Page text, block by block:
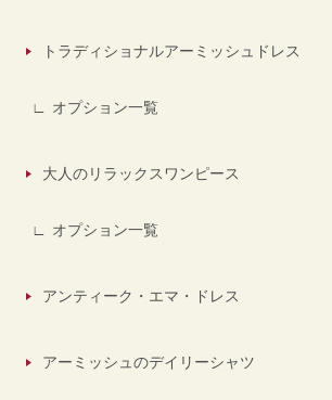
トラディショナルアーミッシュドレス
オプション一覧
大人のリラックスワンピース
オプション一覧
アンティーク・エマ・ドレス
アーミッシュのデイリーシャツ